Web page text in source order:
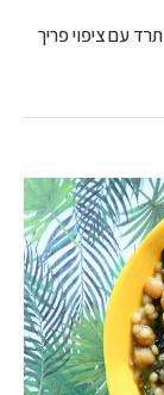
עם ציפוי פריך